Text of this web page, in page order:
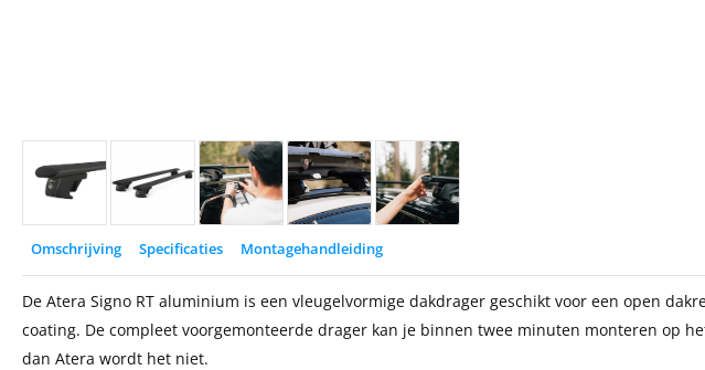
Omschrijving Specificaties Montagehandleiding
De Atera Signo RT aluminium is een vleugelvormige dakdrager geschikt voor een open
coating. De compleet voorgemonteerde drager kan je binnen twee minuten monteren op
dan Atera wordt het niet.